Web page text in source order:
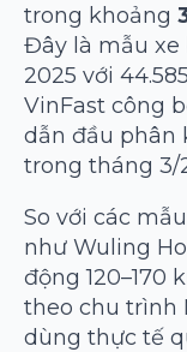
trong khoảng
Đây là mẫu xe
2025 với
VinFast công
dẫn đầu phân
trong tháng 3/
So với các
như Wuling
động 120–170
theo chu trình
dùng thực tế